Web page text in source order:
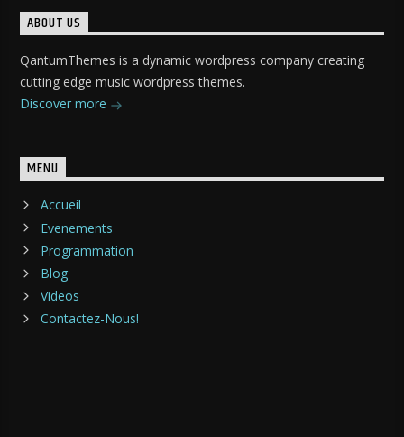
ABOUT US
QantumThemes is a dynamic wordpress company creating
cutting edge music wordpress themes.
Discover more
MENU
Accueil
Evenements
Programmation
Blog
Videos
Contactez-Nous!